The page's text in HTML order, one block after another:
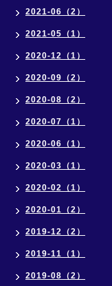
2021-06（2）
2021-05（1）
2020-12（1）
2020-09（2）
2020-08（2）
2020-07（1）
2020-06（1）
2020-03（1）
2020-02（1）
2020-01（2）
2019-12（2）
2019-11（1）
2019-08（2）